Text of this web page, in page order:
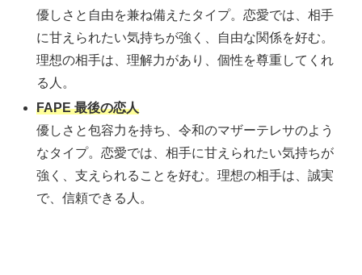
優しさと自由を兼ね備えたタイプ。恋愛では、相手
に甘えられたい気持ちが強く、自由な関係を好む。
理想の相手は、理解力があり、個性を尊重してくれ
る人。
FAPE 最後の恋人
優しさと包容力を持ち、令和のマザーテレサのよう
なタイプ。恋愛では、相手に甘えられたい気持ちが
強く、支えられることを好む。理想の相手は、誠実
で、信頼できる人。